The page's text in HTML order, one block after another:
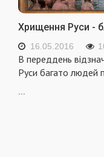
Хрищення Руси -
16.05.2016
В переддень
Руси багато людей
...